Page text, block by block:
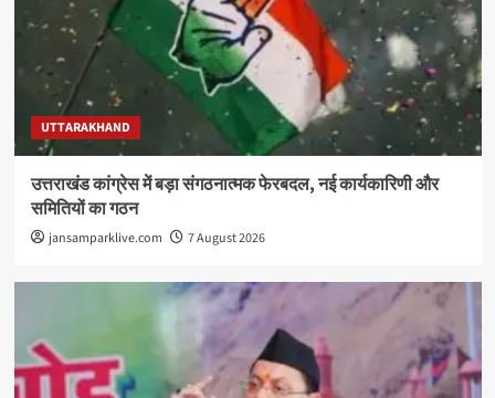
UTTARAKHAND
उत्तराखंड कांग्रेस में बड़ा संगठनात्मक फेरबदल, नई कार्यकारिणी और
समितियों का गठन
jansamparklive.com 7 August 2026